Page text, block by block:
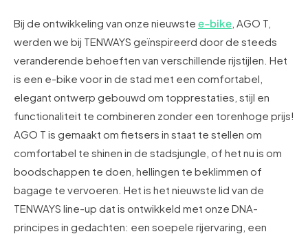
Bij de ontwikkeling van onze nieuwste e-bike , AGO T,
werden we bij TENWAYS geïnspireerd door de steeds
veranderende behoeften van verschillende rijstijlen. Het
is een e-bike voor in de stad met een comfortabel,
elegant ontwerp gebouwd om topprestaties, stijl en
functionaliteit te combineren zonder een torenhoge prijs!
AGO T is gemaakt om fietsers in staat te stellen om
comfortabel te shinen in de stadsjungle, of het nu is om
boodschappen te doen, hellingen te beklimmen of
bagage te vervoeren. Het is het nieuwste lid van de
TENWAYS line-up dat is ontwikkeld met onze DNA-
principes in gedachten: een soepele rijervaring, een